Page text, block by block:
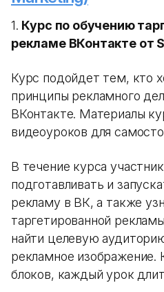
1. Курс по обучению
рекламе ВКонтакте от
Курс подойдет тем, кто
принципы рекламного
ВКонтакте. Материалы
видеоуроков для
В течение курса
подготавливать и
рекламу в ВК, а также
таргетированной
найти целевую
рекламное изображение.
блоков, каждый урок